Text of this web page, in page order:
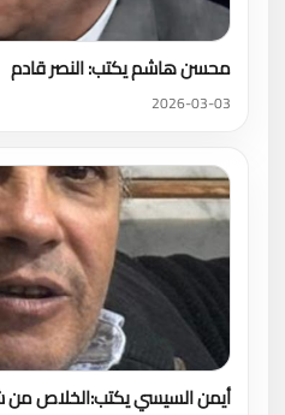
محسن هاشم يكتب: النصر قادم
2026-03-03
أيمن السيسي يكتب:الخلاص من